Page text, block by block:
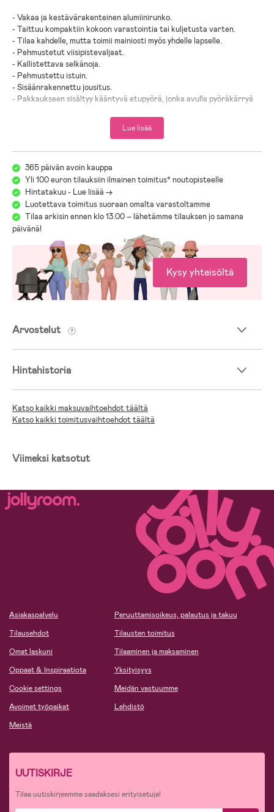
- Vakaa ja kestävärakenteinen alumiinirunko.
- Taittuu kompaktiin kokoon varastointia tai kuljetusta varten.
- Tilaa kahdelle, mutta toimii mainiosti myös yhdelle lapselle.
- Pehmustetut viisipistevaljaat.
- Kallistettava selkänoja.
- Pehmustettu istuin.
- Sisäänrakennettu jousitus.
- Pakkaukseen sisältyy kääntyvä etupyörä, jonka avulla pyöräkärryä
- Sisältää liittimet polkupyörään kiinnittämiseen.
- Lapsen enimmäispituus: 111 cm.
- Maksimikuormitus: 22 kg/per lapsi.
- Enimmäiskuormitus: 44 kg.
- Pakkaukseen sisältyy: kävelypyörä.
- Ikäsuositus: 6 kk–4 vuotta.
- Lue lisää pakettiin sisältyvistä tuotteista klikkaamalla kuvakkeita!
- Testattu ja hyväksytty eurooppalaisten standardien mukaisesti: EN
1888-1, EN 1888-2 & EN 15918.
- Testattu ja hyväksytty käytettäväksi juoksurattaina eurooppalaisen
EN 1888-3 -standardin mukaisesti.
Lue lisää
365 päivän avoin kauppa
Yli 100 euron tilauksiin ilmainen toimitus* noutopisteelle
Hintatakuu - Lue lisää ->
Luotettava toimitus suoraan omalta varastoltamme
Tilaa arkisin ennen klo 13.00 – lähetämme tilauksen jo samana
päivänä!
Kysy yhteisöltä
Arvostelut
Hintahistoria
Katso kaikki maksuvaihtoehdot täältä
Katso kaikki toimitusvaihtoehdot täältä
Viimeksi katsotut
Asiakaspalvelu
Tilausehdot
Omat laskuni
Oppaat & Inspiraatiota
Cookie settings
Avoimet työpaikat
Meistä
Peruuttamisoikeus, palautus ja takuu
Tilausten toimitus
Tilaaminen ja maksaminen
Yksityisyys
Meidän vastuumme
Lehdistö
UUTISKIRJE
Tilaa uutiskirjeemme saadaksesi erityisetuja!